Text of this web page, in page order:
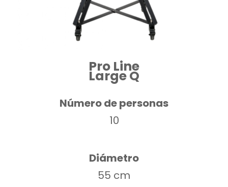
Pro Line
Large Q
Número de personas
10
Diámetro
55 cm